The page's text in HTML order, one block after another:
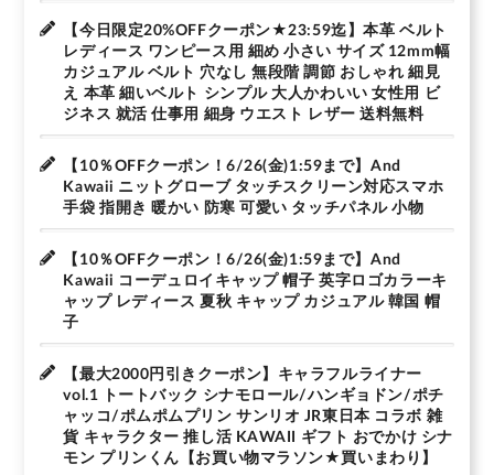
【今日限定20%OFFクーポン★23:59迄】本革 ベルト
レディース ワンピース用 細め 小さい サイズ 12mm幅
カジュアル ベルト 穴なし 無段階 調節 おしゃれ 細見
え 本革 細いベルト シンプル 大人かわいい 女性用 ビ
ジネス 就活 仕事用 細身 ウエスト レザー 送料無料
【10％OFFクーポン！6/26(金)1:59まで】And
Kawaii ニットグローブ タッチスクリーン対応スマホ
手袋 指開き 暖かい 防寒 可愛い タッチパネル 小物
【10％OFFクーポン！6/26(金)1:59まで】And
Kawaii コーデュロイキャップ 帽子 英字ロゴカラーキ
ャップ レディース 夏秋 キャップ カジュアル 韓国 帽
子
【最大2000円引きクーポン】キャラフルライナー
vol.1 トートバック シナモロール/ハンギョドン/ポチ
ャッコ/ポムポムプリン サンリオ JR東日本 コラボ 雑
貨 キャラクター 推し活 KAWAII ギフト おでかけ シナ
モン プリンくん【お買い物マラソン★買いまわり】